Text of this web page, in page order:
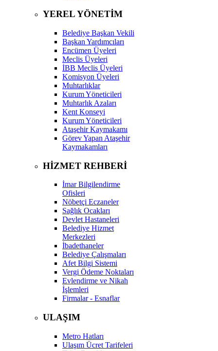
YEREL YÖNETİM
Belediye Başkan Vekili
Başkan Yardımcıları
Encümen Üyeleri
Meclis Üyeleri
İBB Meclis Üyeleri
Komisyon Üyeleri
Muhtarlıklar
Kurum Yöneticileri
Muhtarlık Azaları
Kent Konseyi
Kurum Yöneticileri
Ataşehir Kaymakamı
Görev Yapan Ataşehir
Kaymakamları
HİZMET REHBERİ
İmar Bilgilendirme
Ofisleri
Nöbetçi Eczaneler
Sağlık Ocakları
Devlet Hastaneleri
Belediye Hizmet
Merkezleri
İbadethaneler
Belediye Çalışmaları
Afet Bilgi Sistemi
Vergi Ödeme Noktaları
Evlendirme ve Nikah
İşlemleri
Firmalar - Esnaflar
ULAŞIM
Metro Hatları
Ulaşım Ücret Tarifeleri